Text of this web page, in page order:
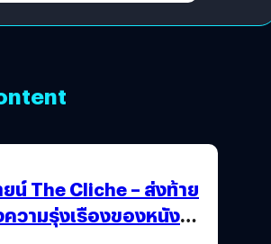
น์ The Cliche – ส่งท้าย
วามรุ่งเรืองของหนัง